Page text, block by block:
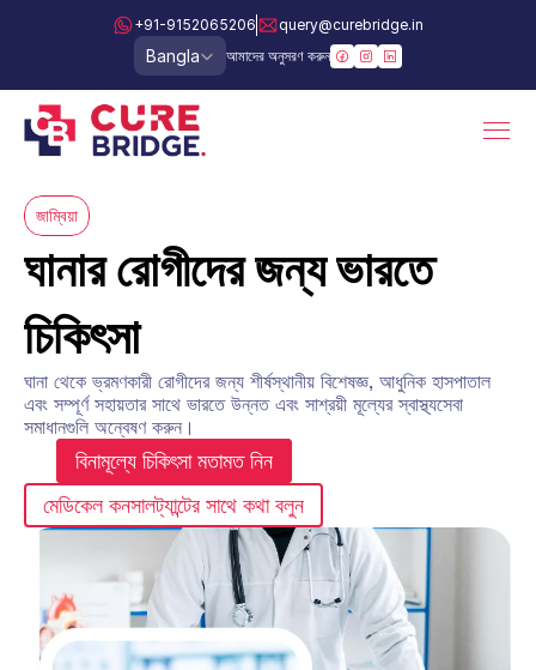
+91-9152065206 query@curebridge.in
Select Language
Bangla আমাদের অনুসরণ করুন
জাম্বিয়া
ঘানার রোগীদের জন্য ভারতে
চিকিৎসা
ঘানা থেকে ভ্রমণকারী রোগীদের জন্য শীর্ষস্থানীয় বিশেষজ্ঞ, আধুনিক হাসপাতাল
এবং সম্পূর্ণ সহায়তার সাথে ভারতে উন্নত এবং সাশ্রয়ী মূল্যের স্বাস্থ্যসেবা
সমাধানগুলি অন্বেষণ করুন।
বিনামূল্যে চিকিৎসা মতামত নিন
মেডিকেল কনসালট্যান্টের সাথে কথা বলুন